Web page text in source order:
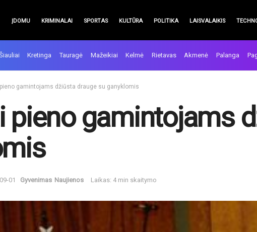
ĮDOMU KRIMINALAI SPORTAS KULTŪRA POLITIKA LAISVALAIKIS
Kretinga Tauragė Mažeikiai Kelmė Rietavas Akmenė Palanga
gamintojams džiūsta drauge su ganyklomis
pieno gamintojams
01 Gyvenimas Naujienos Laikas: 4 min skaitymo